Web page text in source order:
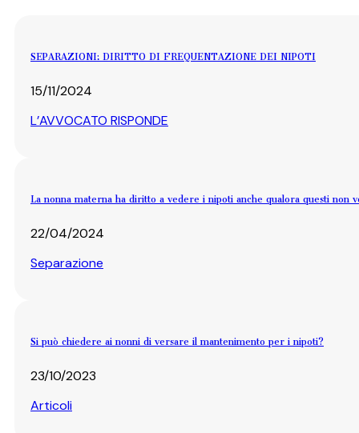
SEPARAZIONI: DIRITTO DI FREQUENTAZIONE DEI NIPOTI
15/11/2024
L’AVVOCATO RISPONDE
La nonna materna ha diritto a vedere i nipoti anche qualora questi non
22/04/2024
Separazione
Si può chiedere ai nonni di versare il mantenimento per i nipoti?
23/10/2023
Articoli